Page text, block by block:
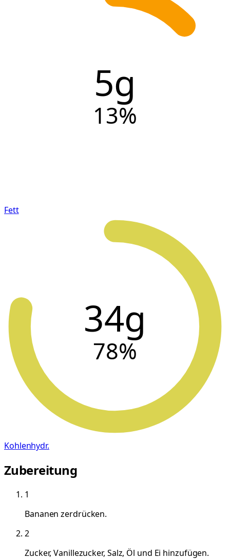
5g
13%
Fett
34g
78%
Kohlenhydr.
Zubereitung
1
Bananen zerdrücken.
2
Zucker, Vanillezucker, Salz, Öl und Ei hinzufügen.